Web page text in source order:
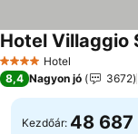
4 KategóriaHotel
Hotel Villaggio
8,4 Nagyon jó 3672
Kezdőár: 48 687